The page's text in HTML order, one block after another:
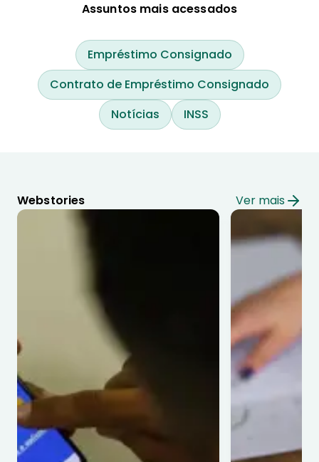
Assuntos mais acessados
Empréstimo Consignado
Contrato de Empréstimo Consignado
Notícias
INSS
Webstories Ver mais